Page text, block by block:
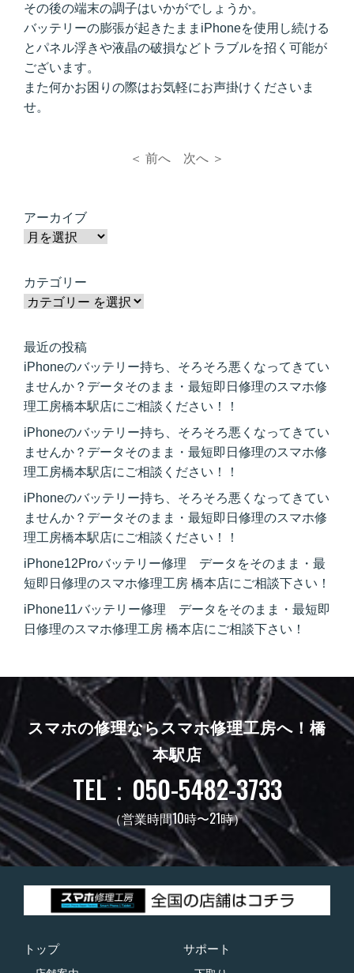
その後の端末の調子はいかがでしょうか。
バッテリーの膨張が起きたままiPhoneを使用し続ける
とパネル浮きや液晶の破損などトラブルを招く可能が
ございます。
また何かお困りの際はお気軽にお声掛けくださいま
せ。
＜ 前へ 次へ ＞
アーカイブ
カテゴリー
最近の投稿
iPhoneのバッテリー持ち、そろそろ悪くなってきてい
ませんか？データそのまま・最短即日修理のスマホ修
理工房橋本駅店にご相談ください！！
iPhoneのバッテリー持ち、そろそろ悪くなってきてい
ませんか？データそのまま・最短即日修理のスマホ修
理工房橋本駅店にご相談ください！！
iPhoneのバッテリー持ち、そろそろ悪くなってきてい
ませんか？データそのまま・最短即日修理のスマホ修
理工房橋本駅店にご相談ください！！
iPhone12Proバッテリー修理 データをそのまま・最
短即日修理のスマホ修理工房 橋本店にご相談下さい！
iPhone11バッテリー修理 データをそのまま・最短即
日修理のスマホ修理工房 橋本店にご相談下さい！
スマホの修理ならスマホ修理工房へ！ 橋
本駅店
TEL：050-5482-3733
（営業時間10時〜21時）
トップ サポート